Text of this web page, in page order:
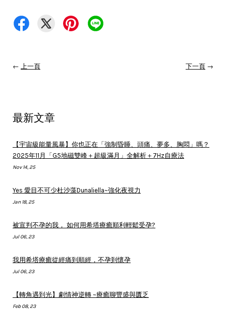
← 上一頁 下一頁 →
最新文章
【宇宙級能量風暴】你也正在「強制昏睡、頭痛、夢多、胸悶」嗎？
2025年11月「G5地磁雙峰＋超級滿月」全解析＋7Hz自療法
Nov 14, 25
Yes 愛目不可少杜沙藻Dunaliella~強化夜視力
Jan 18, 25
被宣判不孕的我， 如何用希塔療癒順利輕鬆受孕?
Jul 06, 23
我用希塔療癒從經痛到順經，不孕到懷孕
Jul 06, 23
【轉角遇到光】劇情神逆轉 ~療癒聊豐盛與匱乏
Feb 08, 23